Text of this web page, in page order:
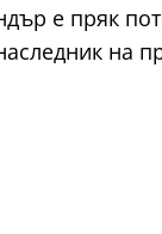
е пряк
на